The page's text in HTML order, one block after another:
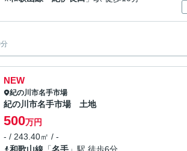
NEW
紀の川市名手市場
紀の川市名手市場 土地
500万円
- / 243.40㎡ / -